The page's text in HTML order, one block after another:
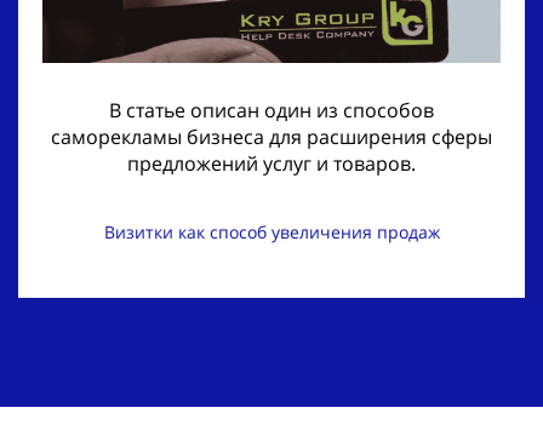
В статье описан один из способов
саморекламы бизнеса для расширения сферы
предложений услуг и товаров.
Визитки как способ увеличения продаж